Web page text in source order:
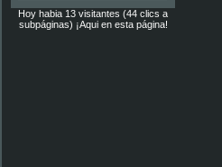
Hoy habia 13 visitantes (44 clics a
subpáginas) ¡Aqui en esta página!